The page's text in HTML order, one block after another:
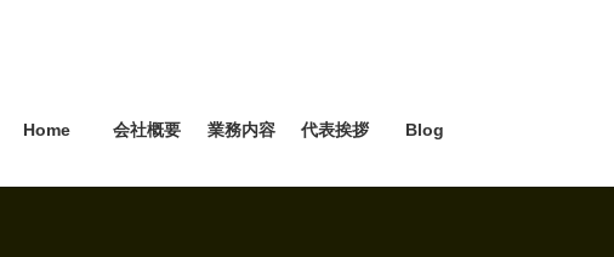
Home 会社概要 業務内容 代表挨拶 Blog